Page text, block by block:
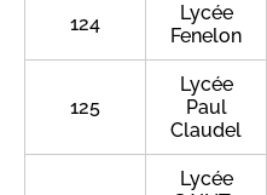
124
Lycée
Fenelon
125
Lycée
Paul
Claudel
Lycée